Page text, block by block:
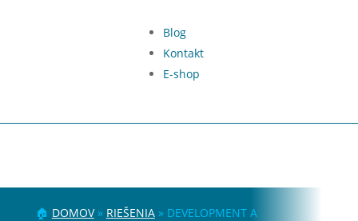
Blog
Kontakt
E-shop
🏠 DOMOV» RIEŠENIA» DEVELOPMENT A